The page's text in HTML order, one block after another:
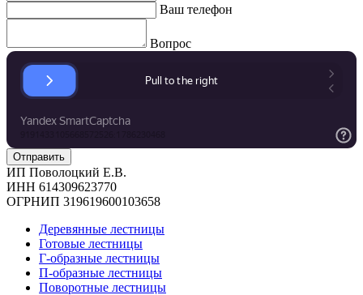
Ваш телефон
Вопрос
ИП Поволоцкий Е.В.
ИНН 614309623770
ОГРНИП 319619600103658
Деревянные лестницы
Готовые лестницы
Г-образные лестницы
П-образные лестницы
Поворотные лестницы